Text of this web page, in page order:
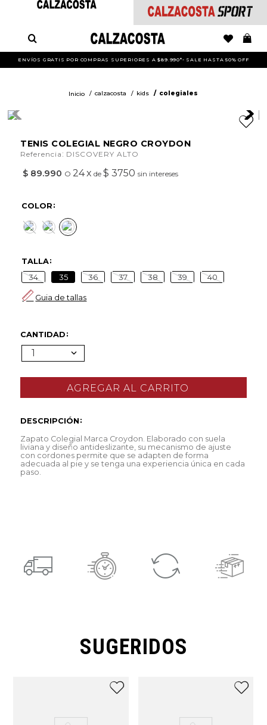
ENVÍOS GRATIS POR COMPRAS SUPERIORES A $89.990*- SALE HASTA 50% OFF
calzacosta kids colegiales
TENIS COLEGIAL NEGRO CROYDON
Referencia : DISCOVERY ALTO
$ 89.990 O 24x de$ 3750 sin intereses
COLOR
TALLA
34 35 36 37 38 39 40
Guia de tallas
CANTIDAD
1
DESCRIPCIÓN
Zapato Colegial Marca Croydon. Elaborado con suela
liviana y diseño antideslizante, su mecanismo de ajuste
con cordones permite que se adapten de forma
adecuada al pie y se tenga una experiencia única en cada
paso.
SUGERIDOS